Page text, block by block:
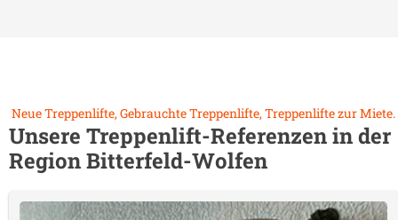
Neue Treppenlifte, Gebrauchte Treppenlifte, Treppenlifte zur Miete.
Unsere Treppenlift-Referenzen in der
RegionBitterfeld-Wolfen